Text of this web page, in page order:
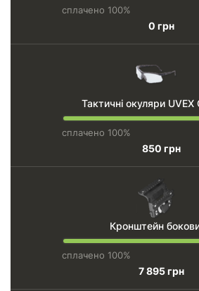
сплачено 100%
0 грн
Тактичні окуляри UVEX
сплачено 100%
850 грн
Кронштейн
сплачено 100%
7 895 грн